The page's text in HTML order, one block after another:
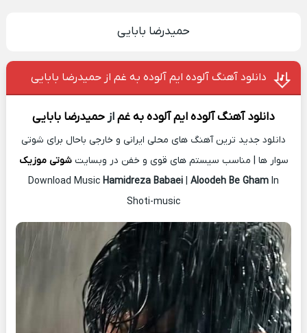
حمیدرضا بابایی
دانلود آهنگ آلوده ایم آلوده به غم از حمیدرضا بابایی
دانلود آهنگآلوده ایم آلوده به غمازحمیدرضا بابایی
دانلود جدید ترین آهنگ های محلی ایرانی و خارجی باحال برای شوتی
سوار ها | مناسب سیستم های قوی و خفن در وبسایتشوتی موزیک
Download Music Hamidreza Babaei | Aloodeh Be Gham In
Shoti-music